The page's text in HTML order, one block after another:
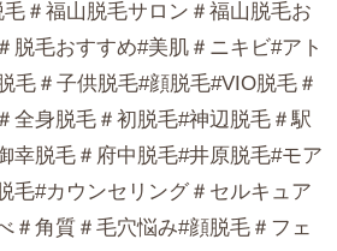
＃福山脱毛サロン＃福山脱毛お
脱毛おすすめ#美肌＃ニキビ#アト
毛＃子供脱毛#顔脱毛#VIO脱毛＃
全身脱毛＃初脱毛#神辺脱毛＃駅
幸脱毛＃府中脱毛#井原脱毛#モア
毛#カウンセリング＃セルキュア
＃角質＃毛穴悩み#顔脱毛＃フェ